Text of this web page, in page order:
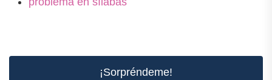
¡Sorpréndeme!